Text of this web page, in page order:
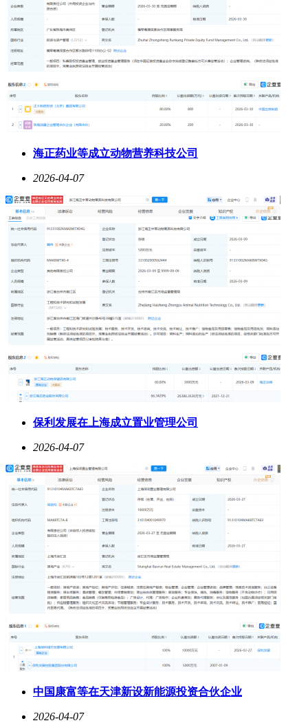
海正药业等成立动物营养科技公司
2026-04-07
保利发展在上海成立置业管理公司
2026-04-07
中国康富等在天津新设新能源投资合伙企业
2026-04-07